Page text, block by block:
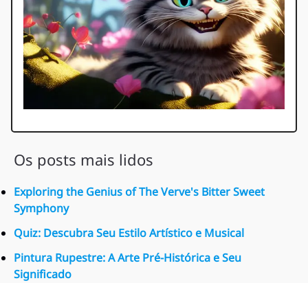
Os posts mais lidos
Exploring the Genius of The Verve's Bitter Sweet
Symphony
Quiz: Descubra Seu Estilo Artístico e Musical
Pintura Rupestre: A Arte Pré-Histórica e Seu
Significado